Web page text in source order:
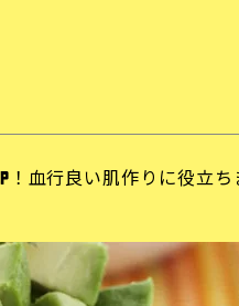
血行良い肌作りに役立ち